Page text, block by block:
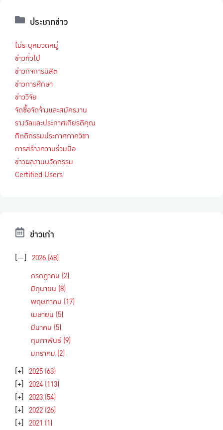
ประเภทข่าว
ไม่ระบุหมวดหมู่
ข่าวทั่วไป
ข่าวกิจการนิสิต
ข่าวการศึกษา
ข่าววิจัย
จัดซื้อจัดจ้างและสมัครงาน
รางวัลและประกาศเกียรติคุณ
กิตติกรรมประกาศภาควิชา
การสร้างความร่วมมือ
ข่าวผลงานนวัตกรรม
Certified Users
ข่าวเก่า
[—] 2026 (48)
กรกฎาคม (2)
มิถุนายน (8)
พฤษภาคม (17)
เมษายน (5)
มีนาคม (5)
กุมภาพันธ์ (9)
มกราคม (2)
[+] 2025 (63)
[+] 2024 (113)
[+] 2023 (54)
[+] 2022 (26)
[+] 2021 (1)